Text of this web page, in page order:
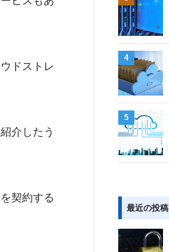
ドストレ
介したう
契約する
最近の投稿